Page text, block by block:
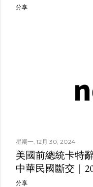
分享
星期一, 12月 30, 2024
美國前總統卡特
中華民國斷交｜
分享